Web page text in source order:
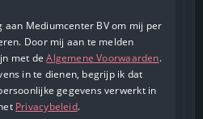
aan Mediumcenter BV om mij per
Door mij aan te melden
met deAlgemene Voorwaarden.
in te dienen, begrijp ik dat
gegevens verwerkt in
Privacybeleid.